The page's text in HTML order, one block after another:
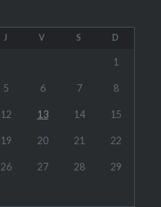
J V S D
1
5 6 7 8
12 13 14 15
19 20 21 22
26 27 28 29